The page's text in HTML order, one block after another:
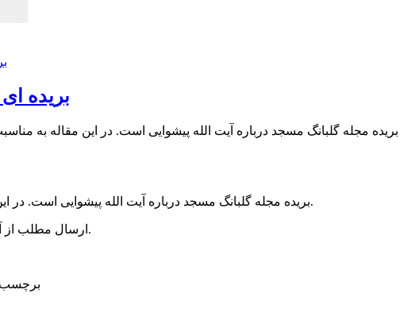
بریده
بریده مجله گلبانگ مسجد درباره آیت الله پیشوایی است. در این مقاله به
بریده مجله گلبانگ مسجد درباره آیت الله پیشوایی است. در این مقاله به مناسبت آیین گرامیداشت آیت الله پیشوایی بنیانگذار حوزه علمیه بندر انزلی از ایشان تقدیر شده است.
ارسال مطلب از آقای سیدمجتبی پیشوایی نوه آیت الله پیشوایی.